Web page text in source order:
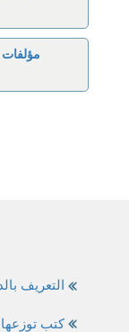
التعريف
كتب توزعها